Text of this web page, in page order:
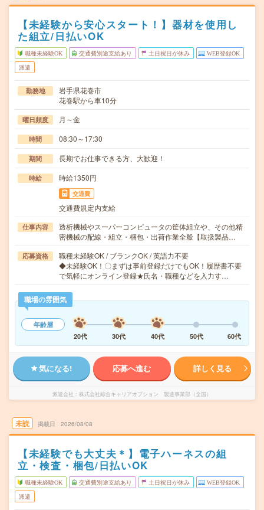
【未経験から安心スタート！】器材を使用し
た組立/日払いOK
職種未経験OK 交通費別途支給あり 土日祝日が休み WEB登録OK
派遣
勤務地
岩手県花巻市
花巻駅から車10分
曜日頻度 月～金
時間 08:30～17:30
期間 長期でお仕事できる方、大歓迎！
時給 時給1350円
交通費
交通費規定内支給
仕事内容
透析機械やスーパーコンピュータの筐体組立や、その他精
密機械の配線・組立・梱包・出荷作業全般【取扱製品…
応募資格
職種未経験OK / ブランクOK / 英語力不要
◆未経験OK！〇まずは事前登録だけでもOK！履歴書不要
で気軽にオンライン登録★氏名・職種などを入力す…
職場の雰囲気
年齢層
20代
30代 40代 50代 60代
気になる! 応募へ進む 詳しく見る
派遣会社 株式会社綜合キャリアオプション 製造事業部（全国）
未読 掲載日 2026/08/08
【未経験でも大丈夫＊】電子ハーネスの組
立・検査・梱包/日払いOK
職種未経験OK 交通費別途支給あり 土日祝日が休み WEB登録OK
派遣